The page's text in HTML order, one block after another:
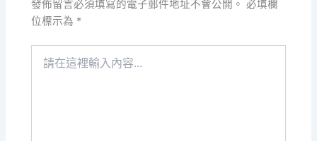
發佈留言必須填寫的電子郵件地址不會公開。 必填欄
位標示為 *